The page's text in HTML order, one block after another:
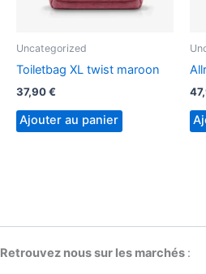
Uncategorized
Toiletbag XL twist maroon
37,90€
Ajouter au panier
Retrouvez nous sur les marchés :